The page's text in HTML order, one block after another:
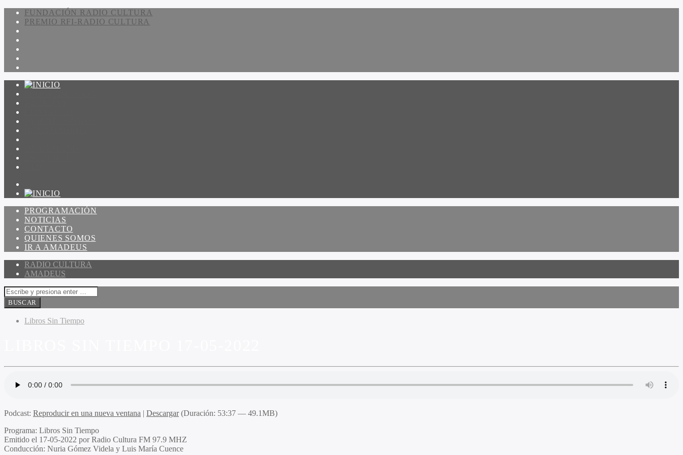
FUNDACIÓN RADIO CULTURA
PREMIO RFI-RADIO CULTURA
PROGRAMACIÓN
NOTICIAS
CONTACTO
QUIENES SOMOS
IR A AMADEUS
RADIO CULTURA
AMADEUS
Libros Sin Tiempo
Podcast: Reproducir en una nueva ventana | Descargar(Duración: 53:37 — 49.1MB)
Programa: Libros Sin Tiempo
Emitido el 17-05-2022 por Radio Cultura FM 97.9 MHZ
Conducción: Nuria Gómez Videla y Luis María Cuence